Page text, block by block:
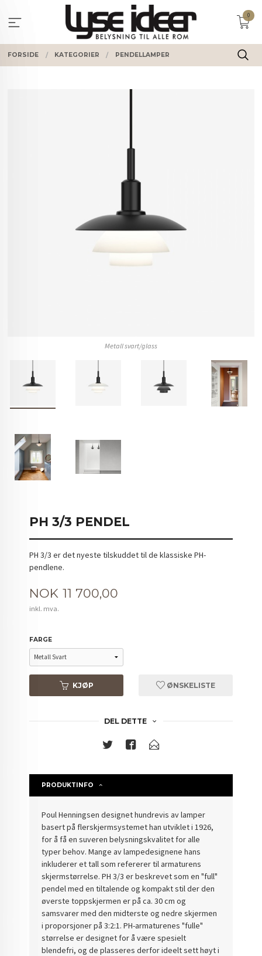
innholdet
0
FORSIDE KATEGORIER PENDELLAMPER
Metall svart/glass
PH 3/3 PENDEL
PH 3/3 er det nyeste tilskuddet til de klassiske PH-
pendlene.
Pris
NOK 11 700,00
inkl. mva.
FARGE
KJØP ØNSKELISTE
DEL DETTE
PRODUKTINFO
Poul Henningsen designet hundrevis av lamper
basert på flerskjermsystemet han utviklet i 1926,
for å få en suveren belysningskvalitet for alle
typer behov. Mange av lampedesignene hans
inkluderer et tall som refererer til armaturens
skjermstørrelse. PH 3/3 er beskrevet som en "full"
pendel med en tiltalende og kompakt stil der den
øverste toppskjermen er på ca. 30 cm og
samsvarer med den midterste og nedre skjermen
i proporsjoner på 3:2:1. PH-armaturenes "fulle"
størrelse er designet for å være spesielt
blendefri, og de plasseres derfor ideelt sett høyt i